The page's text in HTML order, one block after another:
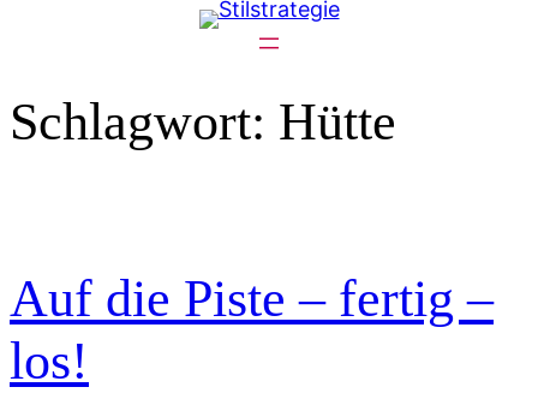
Schlagwort: Hütte
Auf die Piste – fertig –
los!